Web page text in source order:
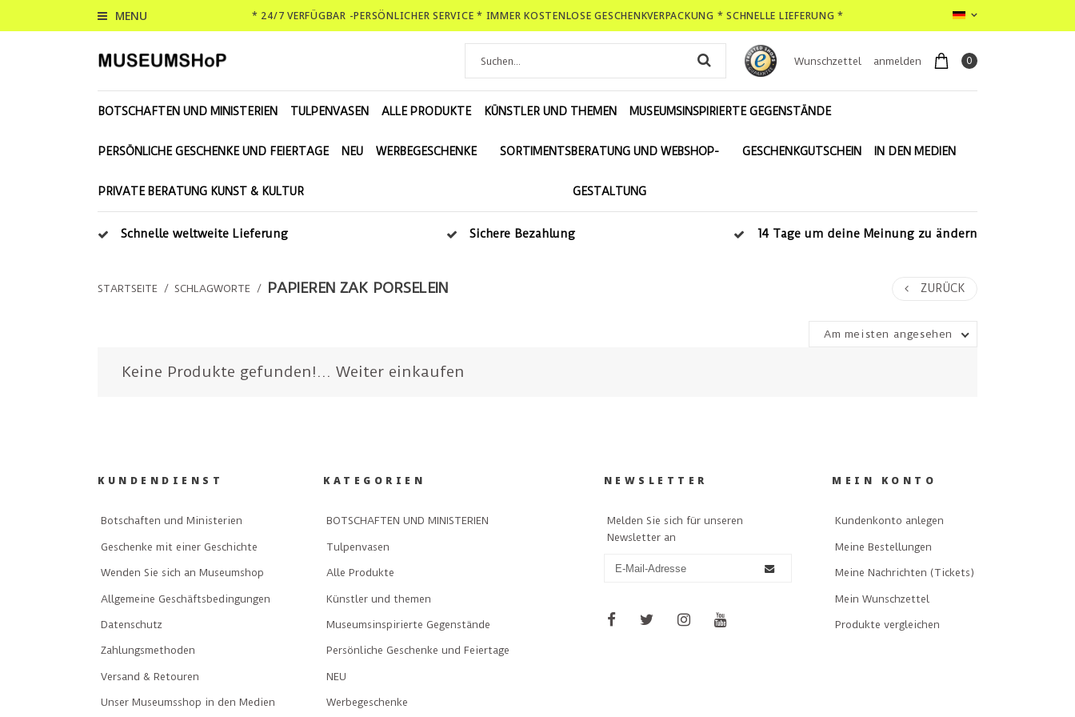
MENU * 24/7 VERFÜGBAR -PERSÖNLICHER SERVICE * IMMER KOSTENLOSE GESCHENKVERPACKUNG * SCHNELLE LIEFERUNG *
Wunschzettel anmelden 0
BOTSCHAFTEN UND MINISTERIEN TULPENVASEN ALLE PRODUKTE KÜNSTLER UND THEMEN MUSEUMSINSPIRIERTE GEGENSTÄNDE
PERSÖNLICHE GESCHENKE UND FEIERTAGE NEU WERBEGESCHENKE SORTIMENTSBERATUNG UND WEBSHOP-
GESTALTUNG
GESCHENKGUTSCHEIN IN DEN MEDIEN
PRIVATE BERATUNG KUNST & KULTUR
Schnelle weltweite Lieferung Sichere Bezahlung 14 Tage um deine Meinung zu ändern
STARTSEITE / SCHLAGWORTE / PAPIEREN ZAK PORSELEIN ZURÜCK
Am meisten angesehen
Keine Produkte gefunden!... Weiter einkaufen
KUNDENDIENST
Botschaften und Ministerien
Geschenke mit einer Geschichte
Wenden Sie sich an Museumshop
Allgemeine Geschäftsbedingungen
Datenschutz
Zahlungsmethoden
Versand & Retouren
Unser Museumsshop in den Medien
KATEGORIEN
BOTSCHAFTEN UND MINISTERIEN
Tulpenvasen
Alle Produkte
Künstler und themen
Museumsinspirierte Gegenstände
Persönliche Geschenke und Feiertage
NEU
Werbegeschenke
NEWSLETTER
Melden Sie sich für unseren
Newsletter an
MEIN KONTO
Kundenkonto anlegen
Meine Bestellungen
Meine Nachrichten (Tickets)
Mein Wunschzettel
Produkte vergleichen